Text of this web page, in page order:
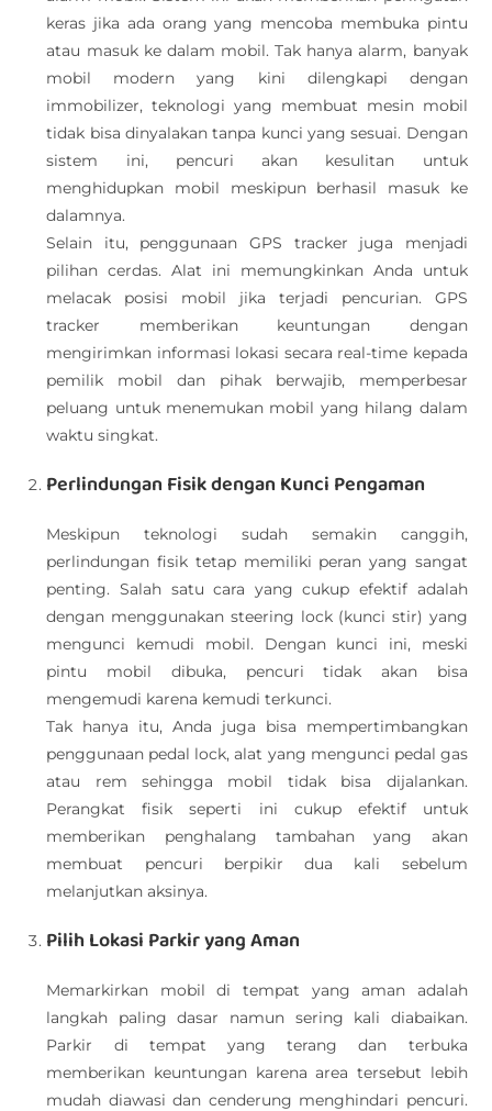
keras jika ada orang yang mencoba membuka pintu
atau masuk ke dalam mobil. Tak hanya alarm, banyak
mobil modern yang kini dilengkapi dengan
immobilizer, teknologi yang membuat mesin mobil
tidak bisa dinyalakan tanpa kunci yang sesuai. Dengan
sistem ini, pencuri akan kesulitan untuk
menghidupkan mobil meskipun berhasil masuk ke
dalamnya.
Selain itu, penggunaan GPS tracker juga menjadi
pilihan cerdas. Alat ini memungkinkan Anda untuk
melacak posisi mobil jika terjadi pencurian. GPS
tracker memberikan keuntungan dengan
mengirimkan informasi lokasi secara real-time kepada
pemilik mobil dan pihak berwajib, memperbesar
peluang untuk menemukan mobil yang hilang dalam
waktu singkat.
Perlindungan Fisik dengan Kunci Pengaman
Meskipun teknologi sudah semakin canggih,
perlindungan fisik tetap memiliki peran yang sangat
penting. Salah satu cara yang cukup efektif adalah
dengan menggunakan steering lock (kunci stir) yang
mengunci kemudi mobil. Dengan kunci ini, meski
pintu mobil dibuka, pencuri tidak akan bisa
mengemudi karena kemudi terkunci.
Tak hanya itu, Anda juga bisa mempertimbangkan
penggunaan pedal lock, alat yang mengunci pedal gas
atau rem sehingga mobil tidak bisa dijalankan.
Perangkat fisik seperti ini cukup efektif untuk
memberikan penghalang tambahan yang akan
membuat pencuri berpikir dua kali sebelum
melanjutkan aksinya.
Pilih Lokasi Parkir yang Aman
Memarkirkan mobil di tempat yang aman adalah
langkah paling dasar namun sering kali diabaikan.
Parkir di tempat yang terang dan terbuka
memberikan keuntungan karena area tersebut lebih
mudah diawasi dan cenderung menghindari pencuri.